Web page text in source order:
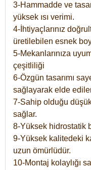
3-Hammadde ve
yüksek ısı verimi.
4-İhtiyaçlarınız
üretilebilen esnek
5-Mekanlarınıza
çeşitliliği
6-Özgün tasarımı
sağlayarak elde
7-Sahip olduğu
sağlar.
8-Yüksek hidrostatik
9-Yüksek kalitedeki
uzun ömürlüdür.
10-Montaj kolaylığı